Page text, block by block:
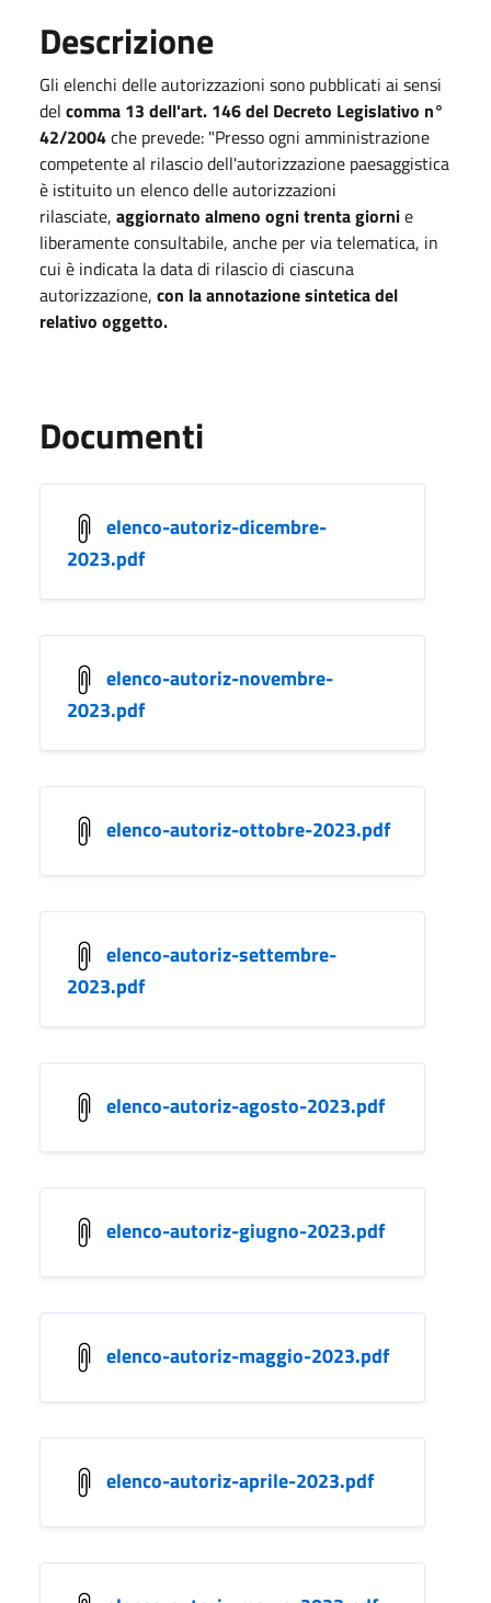
Descrizione
Gli elenchi delle autorizzazioni sono pubblicati ai sensi
del comma 13 dell'art. 146 del Decreto Legislativo n°
42/2004che prevede: "Presso ogni amministrazione
competente al rilascio dell'autorizzazione paesaggistica
è istituito un elenco delle autorizzazioni
rilasciate, aggiornato almeno ogni trenta giornie
liberamente consultabile, anche per via telematica, in
cui è indicata la data di rilascio di ciascuna
autorizzazione, con la annotazione sintetica del
relativo oggetto.
Documenti
elenco-autoriz-dicembre-
2023.pdf
elenco-autoriz-novembre-
2023.pdf
elenco-autoriz-ottobre-2023.pdf
elenco-autoriz-settembre-
2023.pdf
elenco-autoriz-agosto-2023.pdf
elenco-autoriz-giugno-2023.pdf
elenco-autoriz-maggio-2023.pdf
elenco-autoriz-aprile-2023.pdf